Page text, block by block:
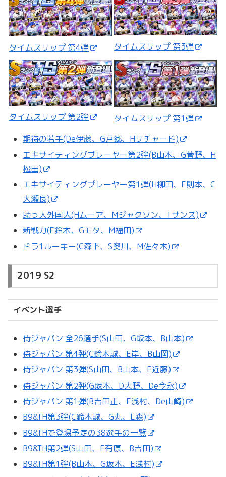
タイムスリップ 第4弾 タイムスリップ 第3弾
タイムスリップ 第2弾
タイムスリップ 第1弾
期待の若手(De伊藤、G戸郷、Hリチャード)
エキサイティングプレーヤー第2弾(B山本、G菅野、H
松田)
エキサイティングプレーヤー第1弾(H柳田、E則本、C
大瀬良)
助っ人外国人(Hムーア、Mジャクソン、Tサンズ)
新戦力(E鈴木、Gモタ、M福田)
ドラ1ルーキー(C森下、S奥川、M佐々木)
2019 S2
イベント選手
侍ジャパン 全26選手(S山田、G坂本、B山本)
侍ジャパン 第4弾(C鈴木誠、E岸、B山岡)
侍ジャパン 第3弾(S山田、B山本、F近藤)
侍ジャパン 第2弾(G坂本、D大野、De今永)
侍ジャパン 第1弾(B吉田正、E浅村、De山崎)
B9&TH第3弾(C鈴木誠、G丸、L森)
B9&THで登場予定の38選手の一覧
B9&TH第2弾(S山田、F有原、B吉田)
B9&TH第1弾(B山本、G坂本、E浅村)